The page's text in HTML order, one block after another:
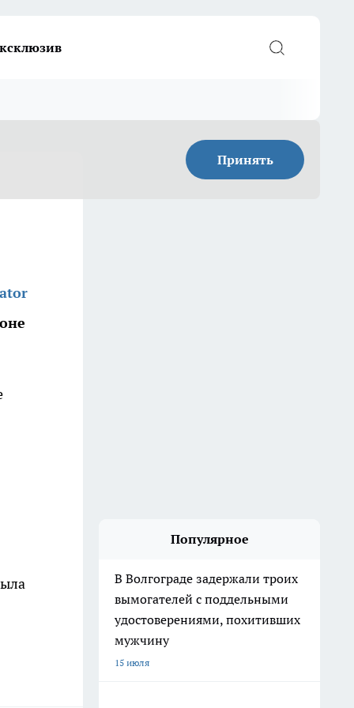
Принять
Популярное
В Волгограде задержали троих
вымогателей с поддельными
удостоверениями, похитивших
мужчину
15 июля